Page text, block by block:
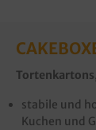
Tortenkarto
stabile und
Kuchen und